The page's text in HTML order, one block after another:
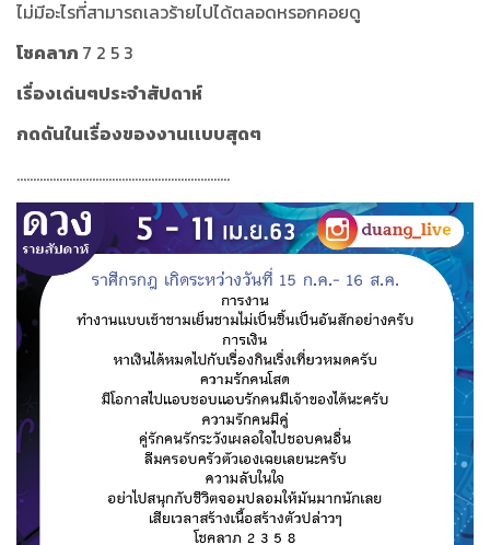
ไม่มีอะไรที่สามารถเลวร้ายไปได้ตลอดหรอกคอยดู
โชคลาภ 7 2 5 3
เรื่องเด่นๆประจำสัปดาห์
กดดันในเรื่องของงานเเบบสุดๆ
.................................................................